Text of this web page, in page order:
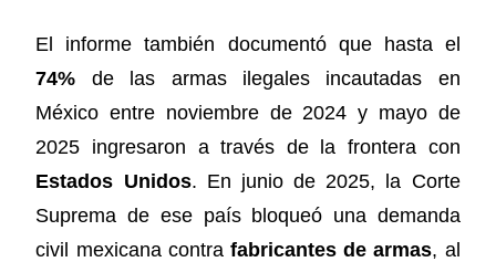
El informe también documentó que hasta el
74% de las armas ilegales incautadas en
México entre noviembre de 2024 y mayo de
2025 ingresaron a través de la frontera con
Estados Unidos. En junio de 2025, la Corte
Suprema de ese país bloqueó una demanda
civil mexicana contra fabricantes de armas, al